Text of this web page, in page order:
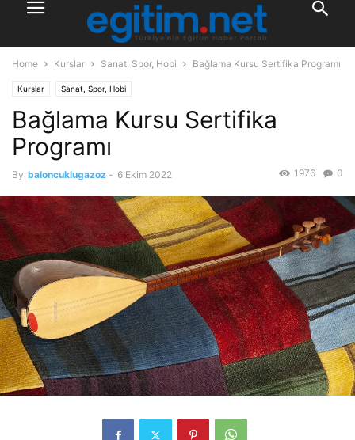
Home Kurslar Sanat, Spor, Hobi Bağlama Kursu Sertifika Programı
Kurslar Sanat, Spor, Hobi
Bağlama Kursu Sertifika
Programı
By baloncuklugazoz - 6 Ekim 2022 0
1976